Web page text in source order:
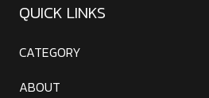
QUICK LINKS
CATEGORY
ABOUT